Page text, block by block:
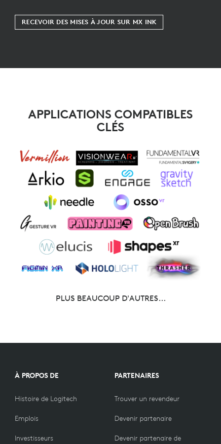
RECEVOIR DES MISES À JOUR SUR MX INK
APPLICATIONS COMPATIBLES
CLÉS
PLUS BEAUCOUP D'AUTRES...
À PROPOS DE
Histoire de Logitech
Emplois
Investisseurs
PARTENAIRES
Trouver un revendeur
Devenir partenaire
Devenir partenaire de